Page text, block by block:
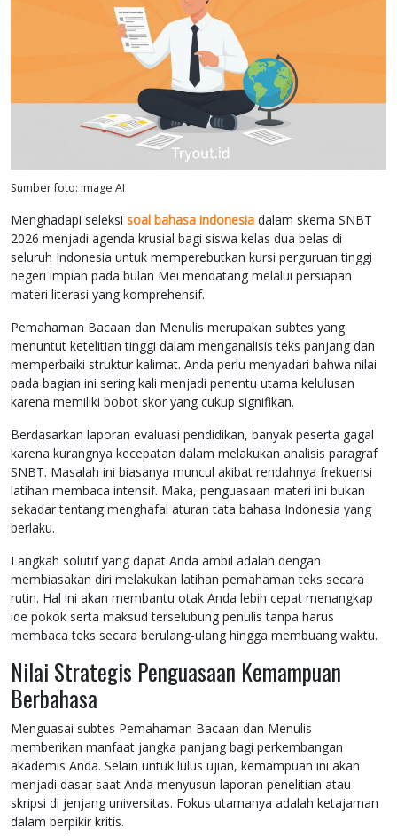
Sumber foto: image AI
Menghadapi seleksi soal bahasa indonesia dalam skema SNBT
2026 menjadi agenda krusial bagi siswa kelas dua belas di
seluruh Indonesia untuk memperebutkan kursi perguruan tinggi
negeri impian pada bulan Mei mendatang melalui persiapan
materi literasi yang komprehensif.
Pemahaman Bacaan dan Menulis merupakan subtes yang
menuntut ketelitian tinggi dalam menganalisis teks panjang dan
memperbaiki struktur kalimat. Anda perlu menyadari bahwa nilai
pada bagian ini sering kali menjadi penentu utama kelulusan
karena memiliki bobot skor yang cukup signifikan.
Berdasarkan laporan evaluasi pendidikan, banyak peserta gagal
karena kurangnya kecepatan dalam melakukan analisis paragraf
SNBT. Masalah ini biasanya muncul akibat rendahnya frekuensi
latihan membaca intensif. Maka, penguasaan materi ini bukan
sekadar tentang menghafal aturan tata bahasa Indonesia yang
berlaku.
Langkah solutif yang dapat Anda ambil adalah dengan
membiasakan diri melakukan latihan pemahaman teks secara
rutin. Hal ini akan membantu otak Anda lebih cepat menangkap
ide pokok serta maksud terselubung penulis tanpa harus
membaca teks secara berulang-ulang hingga membuang waktu.
Nilai Strategis Penguasaan Kemampuan
Berbahasa
Menguasai subtes Pemahaman Bacaan dan Menulis
memberikan manfaat jangka panjang bagi perkembangan
akademis Anda. Selain untuk lulus ujian, kemampuan ini akan
menjadi dasar saat Anda menyusun laporan penelitian atau
skripsi di jenjang universitas. Fokus utamanya adalah ketajaman
dalam berpikir kritis.